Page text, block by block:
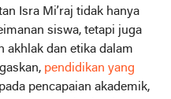
Isra Mi’raj tidak hanya
siswa, tetapi juga
akhlak dan etika dalam
pendidikan yang
pencapaian akademik,